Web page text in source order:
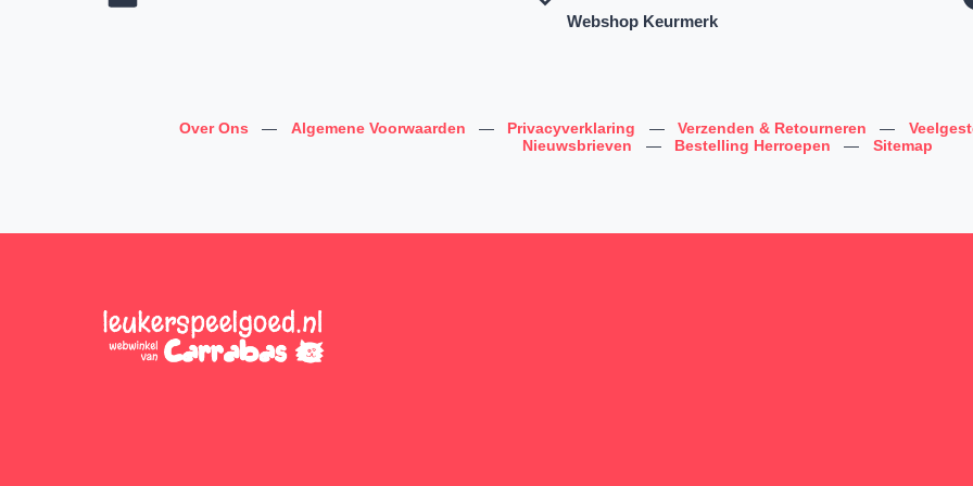
Webshop Keurmerk
Over Ons — Algemene Voorwaarden — Privacyverklaring — Verzenden & Retourneren —
Nieuwsbrieven
— Bestelling Herroepen — Sitemap